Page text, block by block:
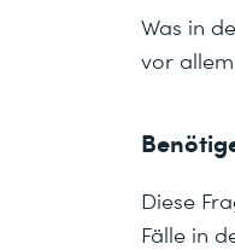
Was in
vor
Diese
Fälle in